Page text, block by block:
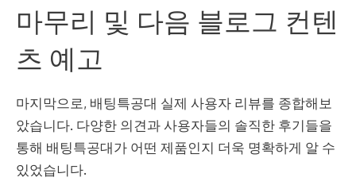
마무리 및 다음 블로그 컨텐
츠 예고
마지막으로, 배팅특공대 실제 사용자 리뷰를 종합해보
았습니다. 다양한 의견과 사용자들의 솔직한 후기들을
통해 배팅특공대가 어떤 제품인지 더욱 명확하게 알 수
있었습니다.